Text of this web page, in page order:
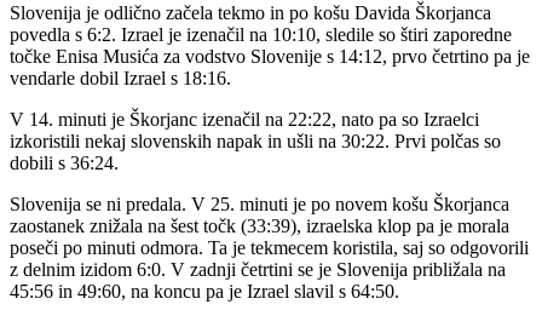
Slovenija je odlično začela tekmo in po košu Davida Škorjanca
povedla s 6:2. Izrael je izenačil na 10:10, sledile so štiri zaporedne
točke Enisa Musića za vodstvo Slovenije s 14:12, prvo četrtino pa je
vendarle dobil Izrael s 18:16.
V 14. minuti je Škorjanc izenačil na 22:22, nato pa so Izraelci
izkoristili nekaj slovenskih napak in ušli na 30:22. Prvi polčas so
dobili s 36:24.
Slovenija se ni predala. V 25. minuti je po novem košu Škorjanca
zaostanek znižala na šest točk (33:39), izraelska klop pa je morala
poseči po minuti odmora. Ta je tekmecem koristila, saj so odgovorili
z delnim izidom 6:0. V zadnji četrtini se je Slovenija približala na
45:56 in 49:60, na koncu pa je Izrael slavil s 64:50.